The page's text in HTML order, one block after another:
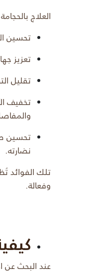
العلاج
تحسين
تعزيز
تقليل
تخفيف
تحسين
نضارته.
تلك الفوائد
وفعالة.
عند البحث